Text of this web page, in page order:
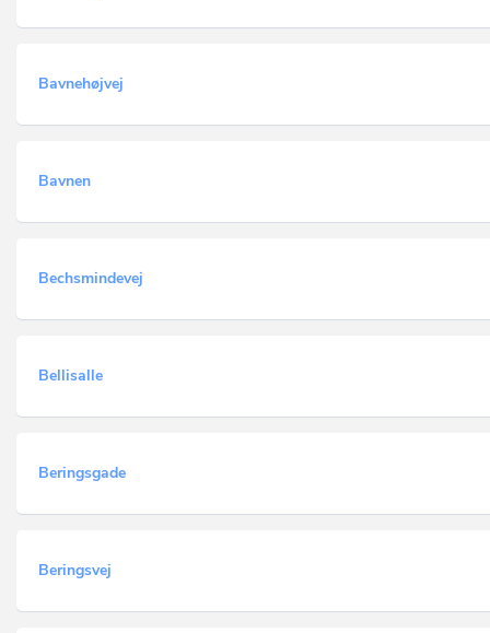
Bavnehøjvej
Bavnen
Bechsmindevej
Bellisalle
Beringsgade
Beringsvej